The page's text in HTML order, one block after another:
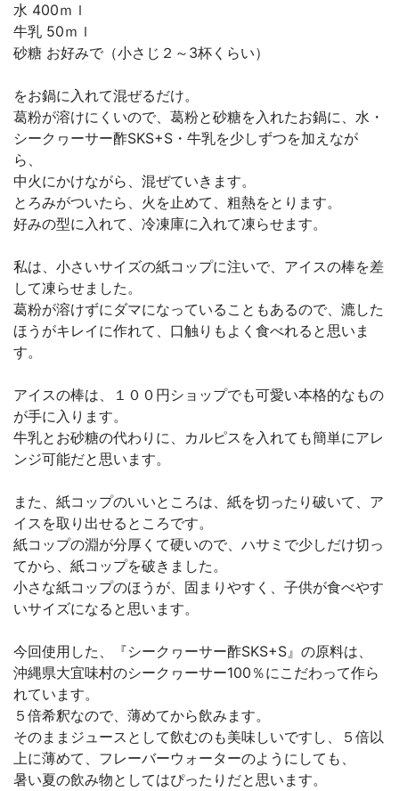
水 400ｍｌ
牛乳 50ｍｌ
砂糖 お好みで（小さじ２～3杯くらい）
をお鍋に入れて混ぜるだけ。
葛粉が溶けにくいので、葛粉と砂糖を入れたお鍋に、水・
シークヮーサー酢SKS+S・牛乳を少しずつを加えなが
ら、
中火にかけながら、混ぜていきます。
とろみがついたら、火を止めて、粗熱をとります。
好みの型に入れて、冷凍庫に入れて凍らせます。
私は、小さいサイズの紙コップに注いで、アイスの棒を差
して凍らせました。
葛粉が溶けずにダマになっていることもあるので、漉した
ほうがキレイに作れて、口触りもよく食べれると思いま
す。
アイスの棒は、１００円ショップでも可愛い本格的なもの
が手に入ります。
牛乳とお砂糖の代わりに、カルピスを入れても簡単にアレ
ンジ可能だと思います。
また、紙コップのいいところは、紙を切ったり破いて、ア
イスを取り出せるところです。
紙コップの淵が分厚くて硬いので、ハサミで少しだけ切っ
てから、紙コップを破きました。
小さな紙コップのほうが、固まりやすく、子供が食べやす
いサイズになると思います。
今回使用した、『シークヮーサー酢SKS+S』の原料は、
沖縄県大宜味村のシークヮーサー100％にこだわって作ら
れています。
５倍希釈なので、薄めてから飲みます。
そのままジュースとして飲むのも美味しいですし、５倍以
上に薄めて、フレーバーウォーターのようにしても、
暑い夏の飲み物としてはぴったりだと思います。